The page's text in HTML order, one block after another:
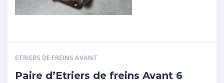
ETRIERS DE FREINS AVANT
Paire d’Etriers de freins Avant 6